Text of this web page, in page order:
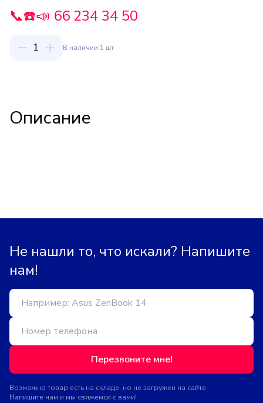
📞☎️📣 66 234 34 50
1 В наличии 1 шт
Описание
Не нашли то, что искали? Напишите
нам!
Перезвоните мне!
Возможно товар есть на складе, но не загружен на сайте.
Напишите нам и мы свяжемся с вами!